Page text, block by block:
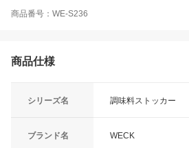
商品番号：WE-S236
商品仕様
シリーズ名 調味料ストッカー
ブランド名 WECK